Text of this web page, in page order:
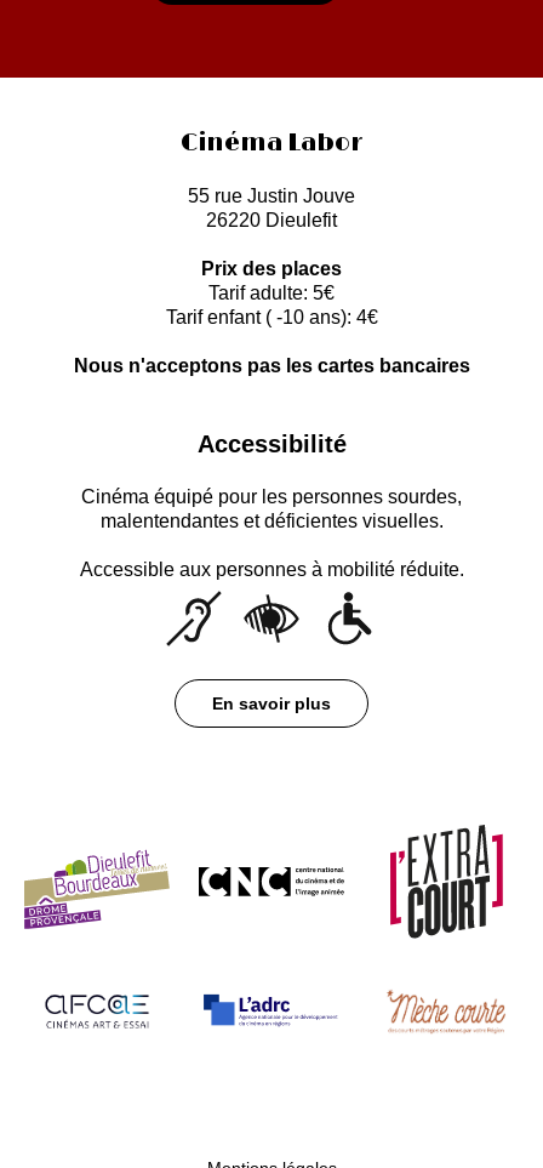
Cinéma Labor
55 rue Justin Jouve
26220 Dieulefit
Prix des places
Tarif adulte: 5€
Tarif enfant ( -10 ans): 4€
Nous n'acceptons pas les cartes bancaires
Accessibilité
Cinéma équipé pour les personnes sourdes,
malentendantes et déficientes visuelles.
Accessible aux personnes à mobilité réduite.
En savoir plus